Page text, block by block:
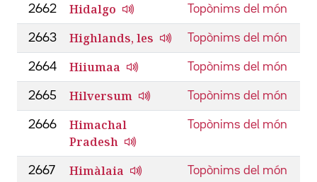
2662 Hidalgo Topònims del món
2663 Highlands, les Topònims del món
2664 Hiiumaa Topònims del món
2665 Hilversum Topònims del món
2666
Himachal
Pradesh
Topònims del món
2667 Himàlaia Topònims del món